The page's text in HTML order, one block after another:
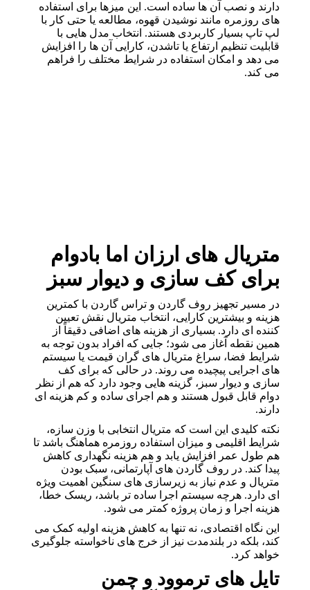
دارند و نصب آن ها ساده است. این میزها برای استفاده
های روزمره مانند نوشیدن قهوه، مطالعه یا حتی کار با
لپ تاپ بسیار کاربردی هستند. انتخاب مدل هایی با
قابلیت تنظیم ارتفاع یا تاشدن، کارایی آن ها را افزایش
می دهد و امکان استفاده در شرایط مختلف را فراهم
می کند.
متریال های ارزان اما بادوام
برای کف سازی و دیوار سبز
در مسیر تجهیز روف گاردن و تراس گاردن با کمترین
هزینه و بیشترین کارایی، انتخاب متریال نقش تعیین
کننده ای دارد. بسیاری از هزینه های اضافی دقیقاً از
همین نقطه آغاز می شود؛ جایی که افراد بدون توجه به
شرایط فضا، سراغ متریال های گران قیمت یا سیستم
های اجرایی پیچیده می روند. در حالی که برای کف
سازی و دیوار سبز، گزینه هایی وجود دارد که هم از نظر
دوام قابل قبول هستند و هم اجرای ساده و کم هزینه ای
دارند.
نکته کلیدی این است که متریال انتخابی با وزن سازه،
شرایط اقلیمی و میزان استفاده روزمره هماهنگ باشد تا
هم طول عمر افزایش یابد و هم هزینه نگهداری کاهش
پیدا کند. در روف گاردن های آپارتمانی، سبک بودن
متریال و عدم نیاز به زیرسازی های سنگین اهمیت ویژه
ای دارد. هرچه سیستم اجرا ساده تر باشد، ریسک خطا،
هزینه اجرا و زمان پروژه کمتر می شود.
این نگاه اقتصادی، نه تنها به کاهش هزینه اولیه کمک می
کند، بلکه در بلندمدت نیز از خرج های ناخواسته جلوگیری
خواهد کرد.
تایل های ترموود و چمن